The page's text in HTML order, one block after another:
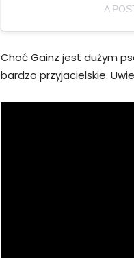
A
Choć Gainz jest dużym
bardzo przyjacielskie.